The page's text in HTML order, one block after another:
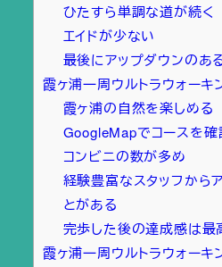
ひたすら単調な道が続く
エイドが少ない
最後にアップダウンのあ
霞ヶ浦一周ウルトラウォー
霞ヶ浦の自然を楽しめる
GoogleMapでコースを確
コンビニの数が多め
経験豊富なスタッフから
とがある
完歩した後の達成感は最
霞ヶ浦一周ウルトラウォーキ